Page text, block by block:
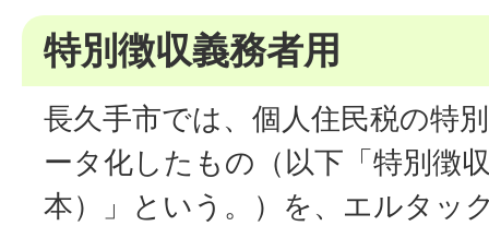
特別徴収義務者用
長久手市では、個人住民税の特
ータ化したもの（以下「特別徴
本）」という。）を、エルタッ